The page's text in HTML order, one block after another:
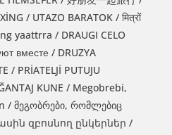
/ UTAZO BARATOK / मित्रों
yaattrra / DRAUGI CELO
вместе / DRUZYA
/ PRİATELJİ PUTUJU
KUNE / Megobrebi,
/ მეგობრები, რომლებიც
զբոսնող ընկերներ /